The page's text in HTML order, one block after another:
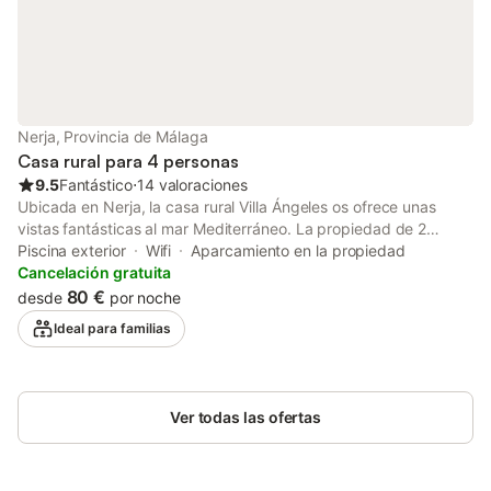
Nerja, Provincia de Málaga
Casa rural para 4 personas
9.5Fantástico⋅14 valoraciones
Ubicada en Nerja, la casa rural Villa Ángeles os ofrece unas
vistas fantásticas al mar Mediterráneo. La propiedad de 2
plantas dispone de un salón con sofá cama para 2 personas,
cocina bien equipada, 1 dormitorio y 1 baño, con capacidad
para 4 huéspedes. El amplio comedor brinda espectaculares
vistas panorámicas de Nerja, Frigiliana, Torrox, las montañas y
el mar. Entre las comodidades encontraréis Wi-Fi, TV, aire
piscina, terraza cubierta y barbacoa. La piscina se encuentra a
20 metros de la casa y se accede por una entrada
independiente. Con impresionantes vistas al mar, la propiedad
Piscina exterior Wifi
Aparcamiento en la propiedad
Cancelación gratuita
desde 80 € por noche
Ideal para familias
Ver todas las ofertas